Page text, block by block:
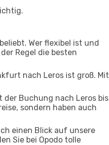
Wer flexibel ist und
Regel die besten
nach Leros ist groß. Mit
der Buchung nach Leros bis
sondern haben auch
einen Blick auf unsere
Sie bei Opodo tolle